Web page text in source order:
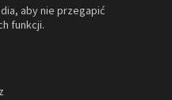
aby nie przegapić
funkcji.